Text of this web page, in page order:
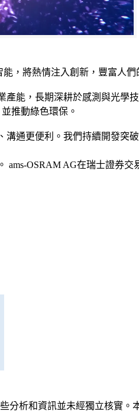
，將熱情注入創新，豐富人們
能，長期深耕於感測與光學
推動綠色環保。
通更便利。我們持續開發突
OSRAM AG在瑞士證券交
分析和資訊並未經獨立核實